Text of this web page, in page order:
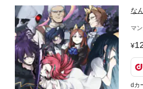
な
マ
dカ